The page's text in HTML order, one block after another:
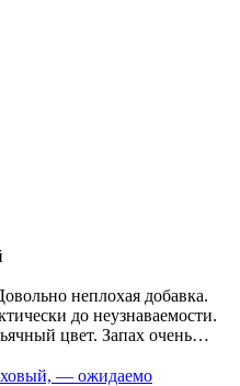
неплохая добавка.
до неузнаваемости.
Запах очень
на разлив на
запах сэма .